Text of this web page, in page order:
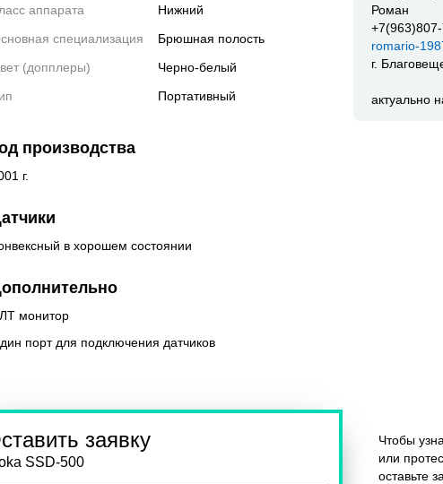
аппарата
Нижний
специализация
Брюшная полость
(допплеры)
Черно-белый
Портативный
производства
г.
в хорошем состоянии
монитор
порт для подключения датчиков
Роман
romario-
г.
актуально
заявку
SSD-500
Чтобы
или
оставьте